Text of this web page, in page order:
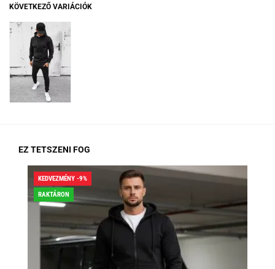
KÖVETKEZŐ VARIÁCIÓK
EZ TETSZENI FOG
KEDVEZMÉNY -9%
RAKTÁRON